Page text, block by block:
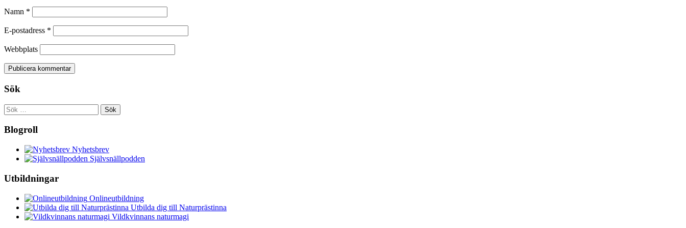
Namn *
E-postadress *
Webbplats
Sök
Sök
efter:
Blogroll
Nyhetsbrev
Självsnällpodden
Utbildningar
Onlineutbildning
Utbilda dig till Naturprästinna
Vildkvinnans naturmagi